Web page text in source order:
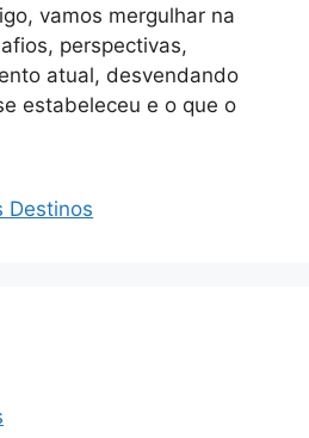
vamos mergulhar na
perspectivas,
atual, desvendando
estabeleceu e o que o
Destinos